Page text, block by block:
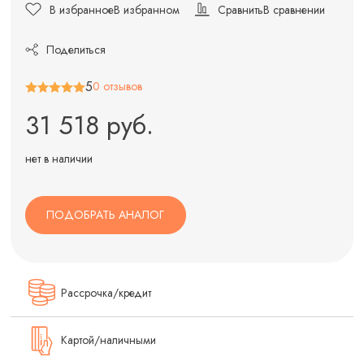
В избранноеВ избранном СравнитьВ сравнении
Поделиться
50 отзывов
31 518 руб.
нет в наличии
ПОДОБРАТЬ АНАЛОГ
Рассрочка/кредит
Картой/наличными